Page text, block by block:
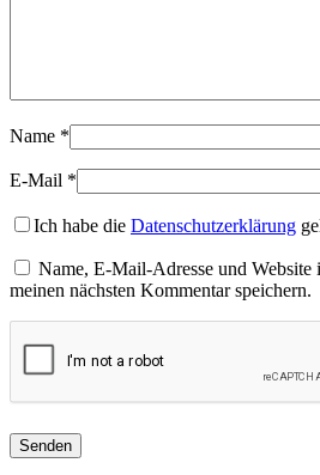
Name *
E-Mail *
Ich habe die Datenschutzerklärung
Name, E-Mail-Adresse und Website
meinen nächsten Kommentar speichern.